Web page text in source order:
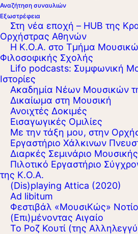
Αναζήτηση συναυλιών
Εξωστρέφεια
Στη νέα εποχή – HUB της
Ορχήστρας Αθηνών
Η Κ.Ο.Α. στο Τμήμα
Φιλοσοφικής Σχολής
Lifo podcasts: Συμφωνική
Ιστορίες
Ακαδημία Νέων Μουσικών
Δικαίωμα στη Μουσική
Ανοιχτές Δοκιμές
Εισαγωγικές Ομιλίες
Με την τάξη μου, στην
Εργαστήριo Χάλκινων
Διαρκές Σεμινάριο
Πιλοτικό Εργαστήριο
της Κ.Ο.Α.
(Dis)playing Attica (2020)
Ad libitum
Φεστιβάλ «ΜουσιΚώς»
(Επι)μένοντας Αιγαίο
Το Ροζ Κουτί (της